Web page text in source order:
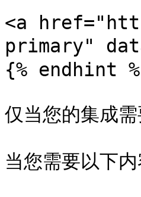
<a
primary"
{% endhint
仅当您的集成
当您需要以下